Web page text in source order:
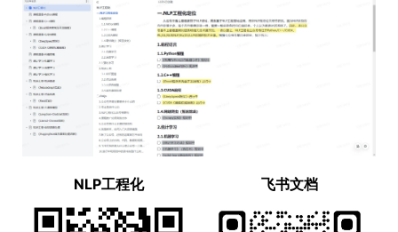
NLP工程化 飞书文档